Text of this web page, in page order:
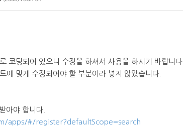
코딩되어 있으니 수정을 하셔서 사용을 하시기 바랍니다.
에 맞게 수정되어야 할 부분이라 넣지 않았습니다.
아야 합니다.
apps/#/register?defaultScope=search